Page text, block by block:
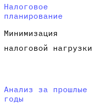
Налоговое
планирование
Минимизация
налоговой нагрузки
Анализ за прошлые
годы